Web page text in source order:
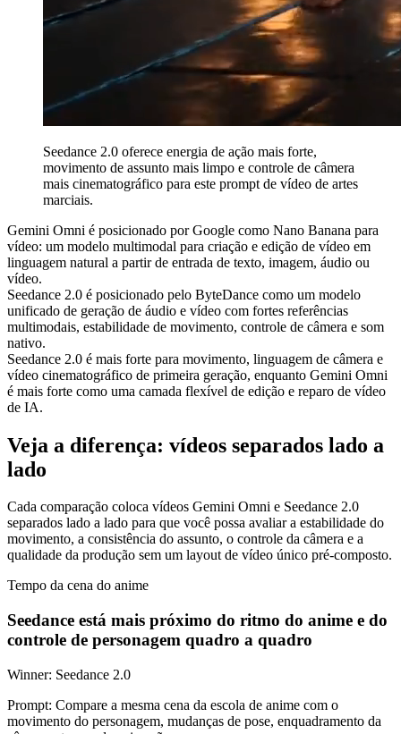
Seedance 2.0 oferece energia de ação mais forte,
movimento de assunto mais limpo e controle de câmera
mais cinematográfico para este prompt de vídeo de artes
marciais.
Gemini Omni é posicionado por Google como Nano Banana para
vídeo: um modelo multimodal para criação e edição de vídeo em
linguagem natural a partir de entrada de texto, imagem, áudio ou
vídeo.
Seedance 2.0 é posicionado pelo ByteDance como um modelo
unificado de geração de áudio e vídeo com fortes referências
multimodais, estabilidade de movimento, controle de câmera e som
nativo.
Seedance 2.0 é mais forte para movimento, linguagem de câmera e
vídeo cinematográfico de primeira geração, enquanto Gemini Omni
é mais forte como uma camada flexível de edição e reparo de vídeo
de IA.
Veja a diferença: vídeos separados lado a
lado
Cada comparação coloca vídeos Gemini Omni e Seedance 2.0
separados lado a lado para que você possa avaliar a estabilidade do
movimento, a consistência do assunto, o controle da câmera e a
qualidade da produção sem um layout de vídeo único pré-composto.
Tempo da cena do anime
Seedance está mais próximo do ritmo do anime e do
controle de personagem quadro a quadro
Winner: Seedance 2.0
Prompt: Compare a mesma cena da escola de anime com o
movimento do personagem, mudanças de pose, enquadramento da